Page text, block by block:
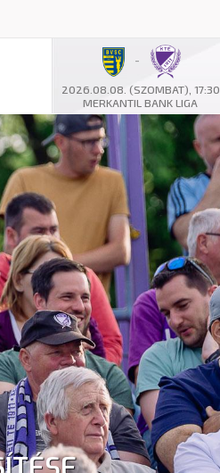
-
2026.08.08. (SZOMBAT), 17:30
MERKANTIL BANK LIGA